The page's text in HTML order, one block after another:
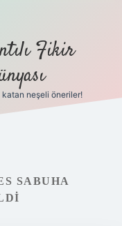
Fikir
neşeli öneriler!
SABUHA